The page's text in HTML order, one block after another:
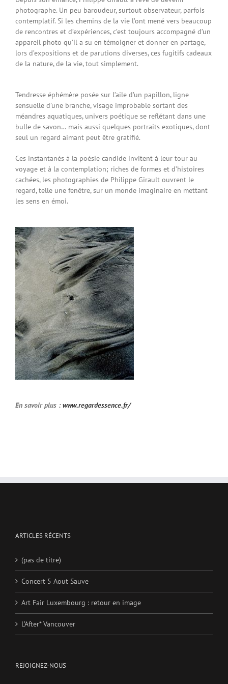
photographe. Un peu baroudeur, surtout observateur, parfois
contemplatif. Si les chemins de la vie l’ont mené vers beaucoup
de rencontres et d’expériences, c’est toujours accompagné d’un
appareil photo qu’il a su en témoigner et donner en partage,
lors d’expositions et de parutions diverses, ces fugitifs cadeaux
de la nature, de la vie, tout simplement.
Tendresse éphémère posée sur l’aile d’un papillon, ligne
sensuelle d’une branche, visage improbable sortant des
méandres aquatiques, univers poétique se reflétant dans une
bulle de savon… mais aussi quelques portraits exotiques, dont
seul un regard aimant peut être gratifié.
Ces instantanés à la poésie candide invitent à leur tour au
voyage et à la contemplation; riches de formes et d’histoires
cachées, les photographies de Philippe Girault ouvrent le
regard, telle une fenêtre, sur un monde imaginaire en mettant
les sens en émoi.
En savoir plus :www.regardessence.fr/
ARTICLES RÉCENTS
(pas de titre)
Concert 5 Aout Sauve
Art Fair Luxembourg : retour en image
L’After* Vancouver
REJOIGNEZ-NOUS